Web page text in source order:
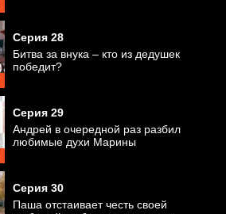
Серия 28
Битва за внука – кто из дедушек
победит?
Серия 29
Андрей в очередной раз разбил
любимые духи Марины
Серия 30
Паша отстаивает честь своей